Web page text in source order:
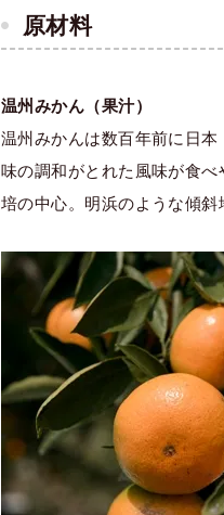
原材料
温州みかん（果汁）
温州みかんは数百年前に日
味の調和がとれた風味が食
培の中心。明浜のような傾斜